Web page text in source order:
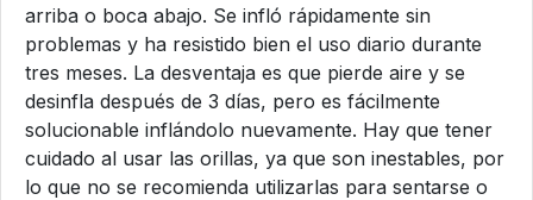
arriba o boca abajo. Se infló rápidamente sin
problemas y ha resistido bien el uso diario durante
tres meses. La desventaja es que pierde aire y se
desinfla después de 3 días, pero es fácilmente
solucionable inflándolo nuevamente. Hay que tener
cuidado al usar las orillas, ya que son inestables, por
lo que no se recomienda utilizarlas para sentarse o